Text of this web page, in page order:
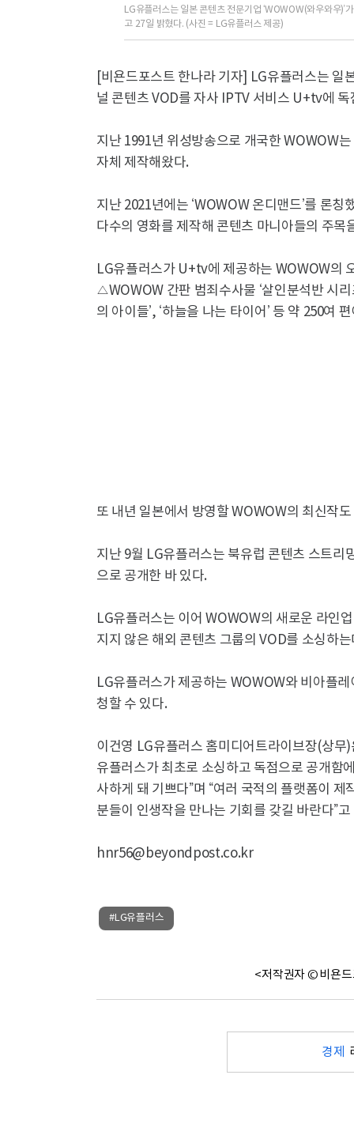
LG유플러스는 일본 콘텐츠 전문기업 ‘WOWOW(와우와우
고 27일 밝혔다. (사진 = LG유플러스 제공)
[비욘드포스트 한나라 기자] LG유플러스는 일
널 콘텐츠 VOD를 자사 IPTV 서비스 U+tv에
지난 1991년 위성방송으로 개국한 WOWOW는
자체 제작해왔다.
지난 2021년에는 ‘WOWOW 온디맨드’를 론
다수의 영화를 제작해 콘텐츠 마니아들의 주목
LG유플러스가 U+tv에 제공하는 WOWOW의
△WOWOW 간판 범죄수사물 ‘살인분석반 시
의 아이들’, ‘하늘을 나는 타이어’ 등 약 250여
또 내년 일본에서 방영할 WOWOW의 최신작
지난 9월 LG유플러스는 북유럽 콘텐츠 스트리
으로 공개한 바 있다.
LG유플러스는 이어 WOWOW의 새로운 라인
지지 않은 해외 콘텐츠 그룹의 VOD를 소싱하
LG유플러스가 제공하는 WOWOW와 비아플
청할 수 있다.
이건영 LG유플러스 홈미디어트라이브장(상무
유플러스가 최초로 소싱하고 독점으로 공개함
사하게 돼 기쁘다”며 “여러 국적의 플랫폼이
분들이 인생작을 만나는 기회를 갖길 바란다”고
hnr56@beyondpost.co.kr
#LG유플러스
<저작권자 © 비욘드
경제